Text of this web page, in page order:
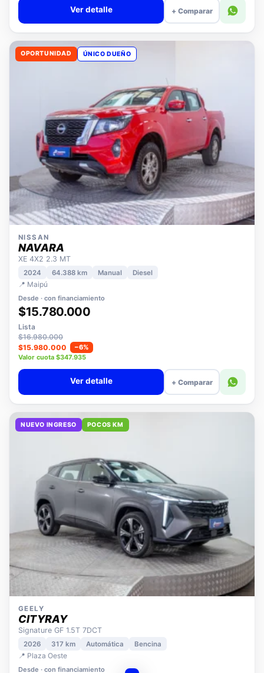
+ Comparar
OPORTUNIDAD
NISSAN
NAVARA
XE 4X2 2.3 MT
2024
📍 Maipú
Desde · con financiamiento
$15.780.000
Lista
$16.980.000
$15.980.000
−6%
Valor cuota $347.935
+ Comparar
GEELY
CITYRAY
Signature GF 1.5T 7DCT
2026 317 km
📍 Plaza Oeste